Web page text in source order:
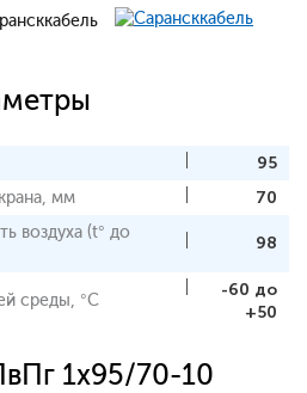
95
мм
70
воздуха (t° до
98
среды, °С
-60 до
+50
1x95/70-10